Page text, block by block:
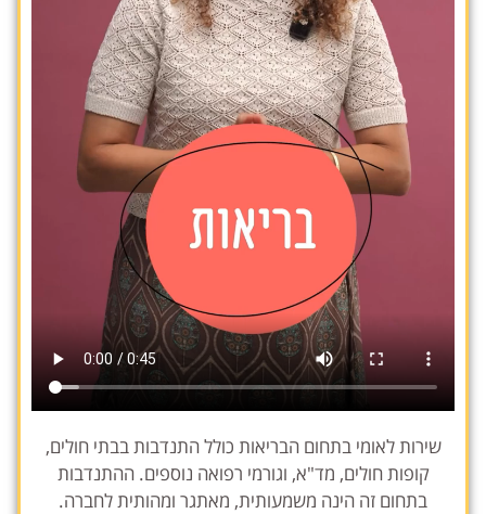
שירות לאומי בתחום הבריאות כולל התנדבות בבתי חולים,
קופות חולים, מד"א, וגורמי רפואה נוספים. ההתנדבות
בתחום זה הינה משמעותית, מאתגר ומהותית לחברה.